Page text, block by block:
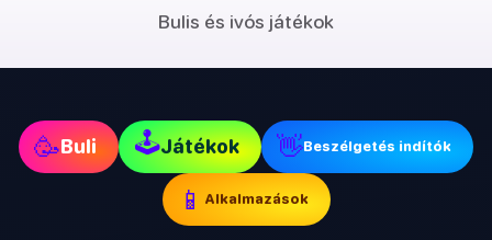
Bulis és ivós játékok
🥳Buli 🕹Játékok 👋Beszélgetés indítók
📱 Alkalmazások